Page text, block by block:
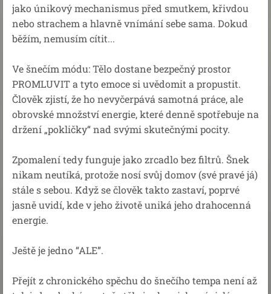
jako únikový mechanismus před smutkem, křivdou
nebo strachem a hlavně vnímání sebe sama. Dokud
běžím, nemusím cítit...
Ve šnečím módu: Tělo dostane bezpečný prostor
PROMLUVIT a tyto emoce si uvědomit a propustit.
Člověk zjistí, že ho nevyčerpává samotná práce, ale
obrovské množství energie, které denně spotřebuje na
držení „pokličky“ nad svými skutečnými pocity.
Zpomalení tedy funguje jako zrcadlo bez filtrů. Šnek
nikam neutíká, protože nosí svůj domov (své pravé já)
stále s sebou. Když se člověk takto zastaví, poprvé
jasně uvidí, kde v jeho životě uniká jeho drahocenná
energie.
Ještě je jedno “ALE”.
Přejít z chronického spěchu do šnečího tempa není až